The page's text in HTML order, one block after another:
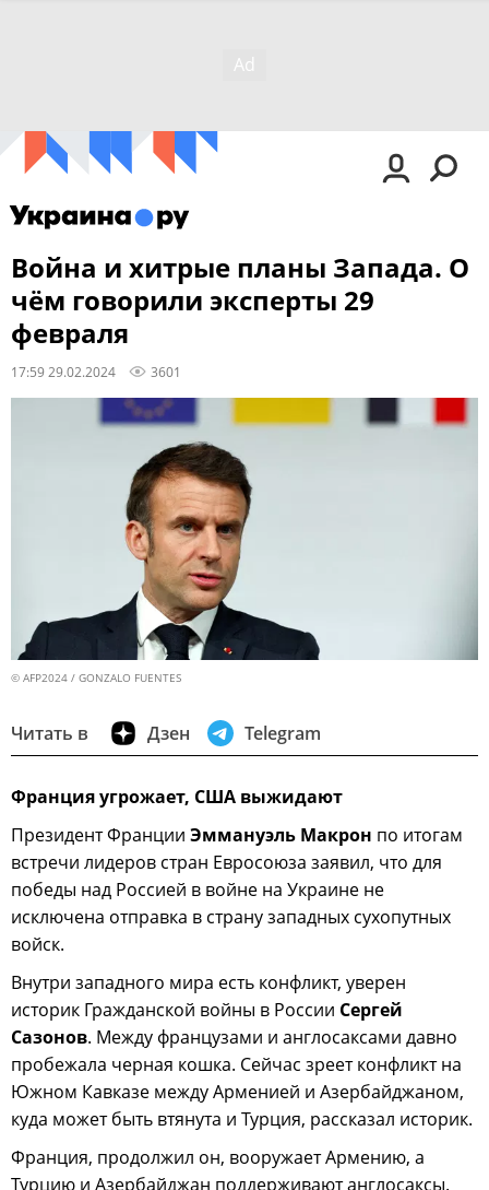
Война и хитрые планы Запада. О
чём говорили эксперты 29
февраля
17:59 29.02.2024 3601
© AFP2024 / GONZALO FUENTES
Читать в Дзен Telegram
Франция угрожает, США выжидают
Президент Франции Эммануэль Макрон по итогам
встречи лидеров стран Евросоюза заявил, что для
победы над Россией в войне на Украине не
исключена отправка в страну западных сухопутных
войск.
Внутри западного мира есть конфликт, уверен
историк Гражданской войны в России Сергей
Сазонов. Между французами и англосаксами давно
пробежала черная кошка. Сейчас зреет конфликт на
Южном Кавказе между Арменией и Азербайджаном,
куда может быть втянута и Турция, рассказал историк.
Франция, продолжил он, вооружает Армению, а
Турцию и Азербайджан поддерживают англосаксы.